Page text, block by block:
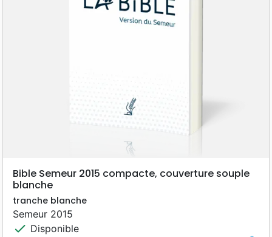
Bible Semeur 2015 compacte, couverture souple
blanche
tranche blanche
Semeur 2015
check Disponible